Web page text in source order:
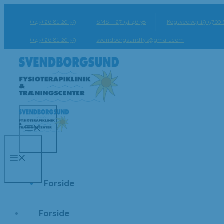
(+45) 26 81 20 59 SMS - 27 51 46 38 Kogtvedvej 19 5700
(+45) 26 81 20 59 svendborgsundfys@gmail.com
Menu
Forside
Forside